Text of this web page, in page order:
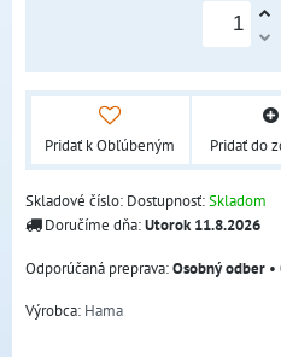
Pridať k Obľúbeným Pridať do
Skladové číslo: Dostupnosť:Skladom
Doručíme dňa:Utorok11.8.2026
Osobný odber •
Výrobca: Hama